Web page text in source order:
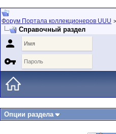
Форум Портала коллекционеров UUU >
Справочный раздел


Опции раздела